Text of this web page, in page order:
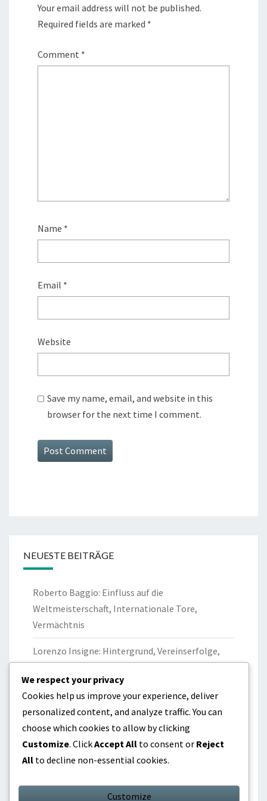
Your email address will not be published.
Required fields are marked *
Comment *
Name *
Email *
Website
Save my name, email, and website in this
browser for the next time I comment.
NEUESTE BEITRÄGE
Roberto Baggio: Einfluss auf die
Weltmeisterschaft, Internationale Tore,
Vermächtnis
Lorenzo Insigne: Hintergrund, Vereinserfolge,
Gianluigi Buffon: Weltmeisterschaftssieg,
Internationale Rekorde, Führung
Marco Verratti: Jugendkarriere, Professionelles
Vereinsweg, Einfluss
We respect your privacy
Cookies help us improve your experience, deliver
personalized content, and analyze traffic. You can
choose which cookies to allow by clicking
Customize. ClickAccept All to consent or Reject
All to decline non-essential cookies.
Customize